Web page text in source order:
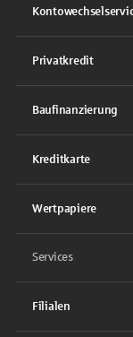
Privatkredit
Baufinanzierung
Kreditkarte
Wertpapiere
Services
Filialen